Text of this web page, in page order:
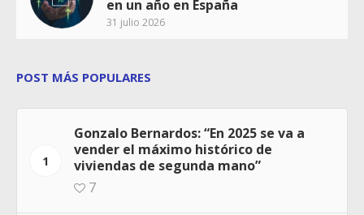
en un año en España
31 julio 2026
POST MÁS POPULARES
1
Gonzalo Bernardos: “En 2025 se va a
vender el máximo histórico de
viviendas de segunda mano”
7